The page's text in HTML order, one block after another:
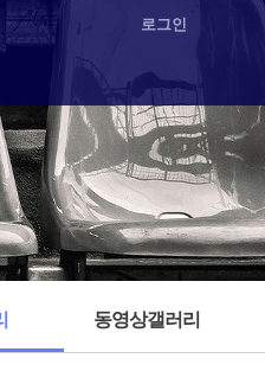
로그인
동영상갤러리